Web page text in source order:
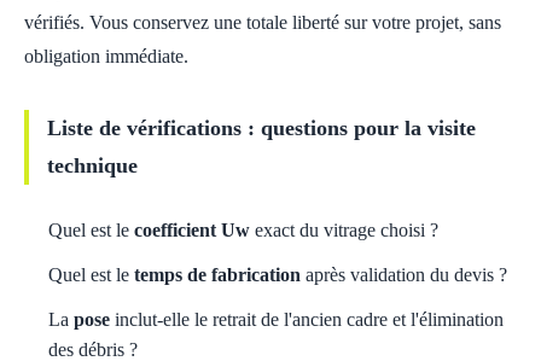
vérifiés. Vous conservez une totale liberté sur votre projet, sans
obligation immédiate.
Liste de vérifications : questions pour la visite
technique
Quel est le coefficient Uw exact du vitrage choisi ?
Quel est le temps de fabrication après validation du devis ?
La pose inclut-elle le retrait de l'ancien cadre et l'élimination
des débris ?